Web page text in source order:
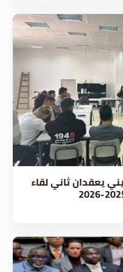
يعقدان ثاني لقاء